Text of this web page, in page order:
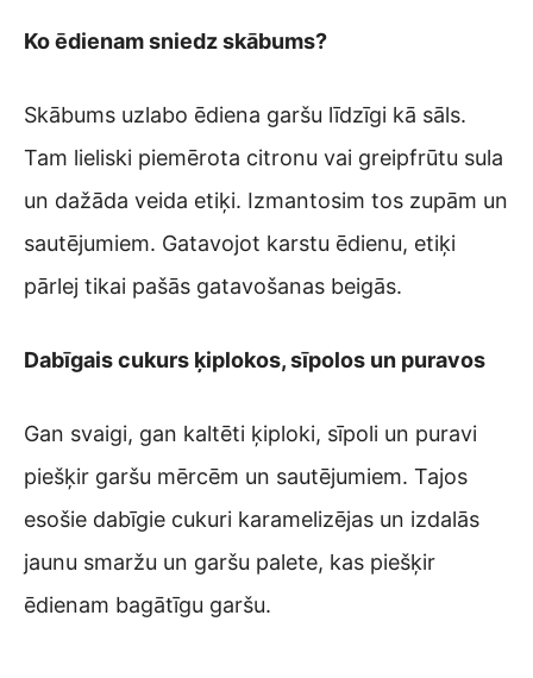
Ko ēdienam sniedz skābums?
Skābums uzlabo ēdiena garšu līdzīgi kā sāls.
Tam lieliski piemērota citronu vai greipfrūtu sula
un dažāda veida etiķi. Izmantosim tos zupām un
sautējumiem. Gatavojot karstu ēdienu, etiķi
pārlej tikai pašās gatavošanas beigās.
Dabīgais cukurs ķiplokos, sīpolos un puravos
Gan svaigi, gan kaltēti ķiploki, sīpoli un puravi
piešķir garšu mērcēm un sautējumiem. Tajos
esošie dabīgie cukuri karamelizējas un izdalās
jaunu smaržu un garšu palete, kas piešķir
ēdienam bagātīgu garšu.